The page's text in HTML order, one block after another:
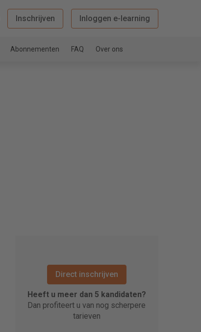
Inschrijven Inloggen e-learning
Abonnementen FAQ Over ons
Direct inschrijven
Heeft u meer dan 5 kandidaten?
Dan profiteert u van nog scherpere
tarieven